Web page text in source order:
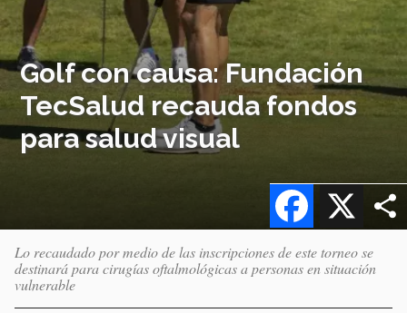
Golf con causa: Fundación
TecSalud recauda fondos
para salud visual
X
Facebook
Lo recaudado por medio de las inscripciones de este torneo se
destinará para cirugías oftalmológicas a personas en situación
vulnerable